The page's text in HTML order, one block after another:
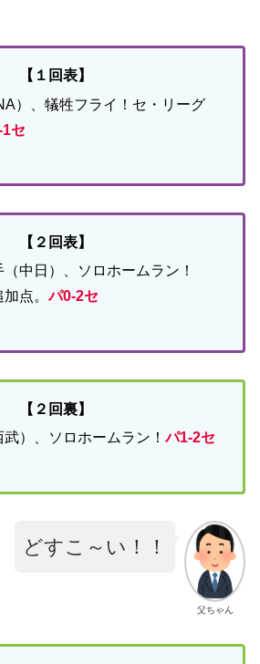
【１回表】
）、犠牲フライ！セ・リーグ
セ
【２回表】
（中日）、ソロホームラン！
加点。パ0-2セ
【２回裏】
武）、ソロホームラン！パ1-2セ
父ちゃん
どすこ～い！！